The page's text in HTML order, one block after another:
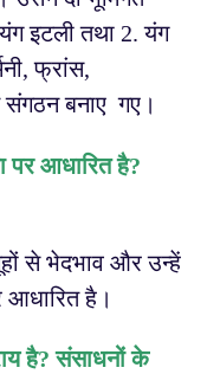
इटली तथा 2. यंग
फ्रांस,
संगठन बनाए गए।
पर आधारित है?
से भेदभाव और उन्हें
है।
है? संसाधनों के